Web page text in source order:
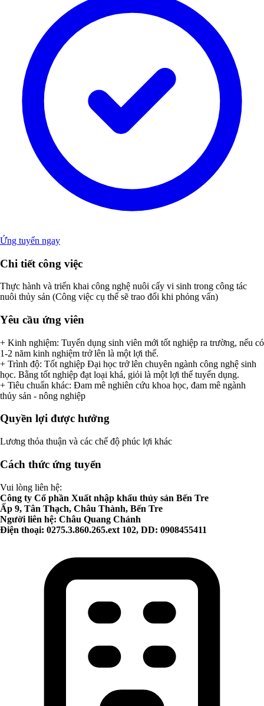
Ứng tuyển ngay
Chi tiết công việc
Thực hành và triển khai công nghệ nuôi cấy vi sinh trong công tác
nuôi thủy sản (Công việc cụ thể sẽ trao đổi khi phỏng vấn)
Yêu cầu ứng viên
+ Kinh nghiệm: Tuyển dụng sinh viên mới tốt nghiệp ra trường, nếu có
1-2 năm kinh nghiệm trở lên là một lợi thế.
+ Trình độ: Tốt nghiệp Đại học trở lên chuyên ngành công nghệ sinh
học. Bằng tốt nghiệp đạt loại khá, giỏi là một lợi thế tuyển dụng.
+ Tiêu chuẩn khác: Đam mê nghiên cứu khoa học, đam mê ngành
thủy sản - nông nghiệp
Quyền lợi được hưởng
Lương thỏa thuận và các chế độ phúc lợi khác
Cách thức ứng tuyển
Vui lòng liên hệ:
Công ty Cổ phần Xuất nhập khẩu thủy sản Bến Tre
Ấp 9, Tân Thạch, Châu Thành, Bến Tre
Người liên hệ: Châu Quang Chánh
Điện thoại: 0275.3.860.265.ext 102, DD: 0908455411